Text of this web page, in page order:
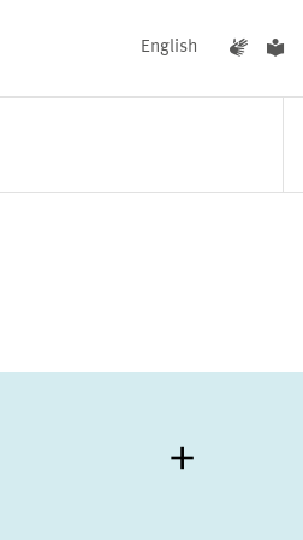
English